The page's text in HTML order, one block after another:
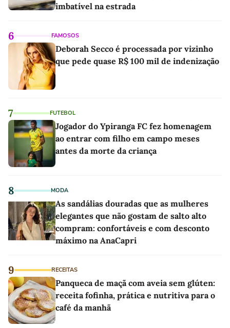
imbatível na estrada
6 FAMOSOS
Deborah Secco é processada por vizinho
que pede quase R$ 100 mil de indenização
7 FUTEBOL
Jogador do Ypiranga FC fez homenagem
ao entrar com filho em campo meses
antes da morte da criança
8 MODA
As sandálias douradas que as mulheres
elegantes que não gostam de salto alto
compram: confortáveis e com desconto
máximo na AnaCapri
9 RECEITAS
Panqueca de maçã com aveia sem glúten:
receita fofinha, prática e nutritiva para o
café da manhã